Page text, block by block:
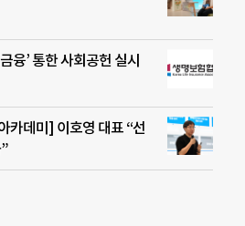
융’ 통한 사회공헌 실시
카데미] 이호영 대표 “선